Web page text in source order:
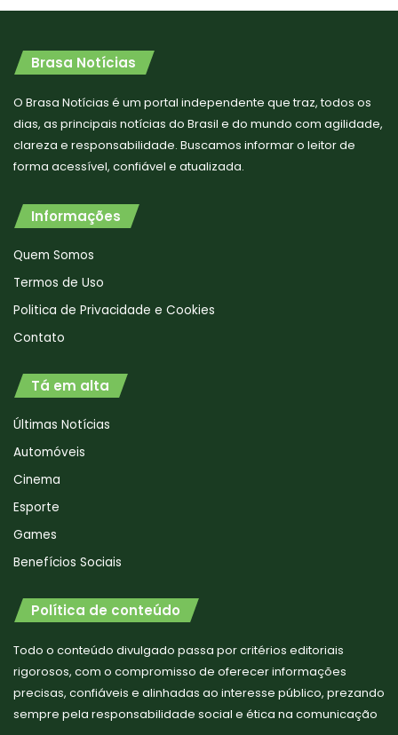
Brasa Notícias
O Brasa Notícias é um portal independente que traz, todos os
dias, as principais notícias do Brasil e do mundo com agilidade,
clareza e responsabilidade. Buscamos informar o leitor de
forma acessível, confiável e atualizada.
Informações
Quem Somos
Termos de Uso
Politica de Privacidade e Cookies
Contato
Tá em alta
Últimas Notícias
Automóveis
Cinema
Esporte
Games
Benefícios Sociais
Política de conteúdo
Todo o conteúdo divulgado passa por critérios editoriais
rigorosos, com o compromisso de oferecer informações
precisas, confiáveis e alinhadas ao interesse público, prezando
sempre pela responsabilidade social e ética na comunicação